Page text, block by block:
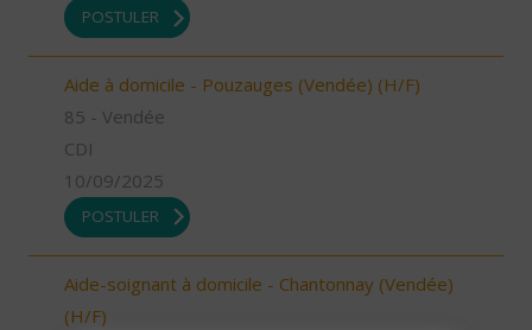
POSTULER
Aide à domicile - Pouzauges (Vendée) (H/F)
85 - Vendée
CDI
10/09/2025
POSTULER
Aide-soignant à domicile - Chantonnay (Vendée)
(H/F)